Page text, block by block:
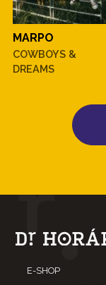
MARPO
COWBOYS &
DREAMS
E-SHOP